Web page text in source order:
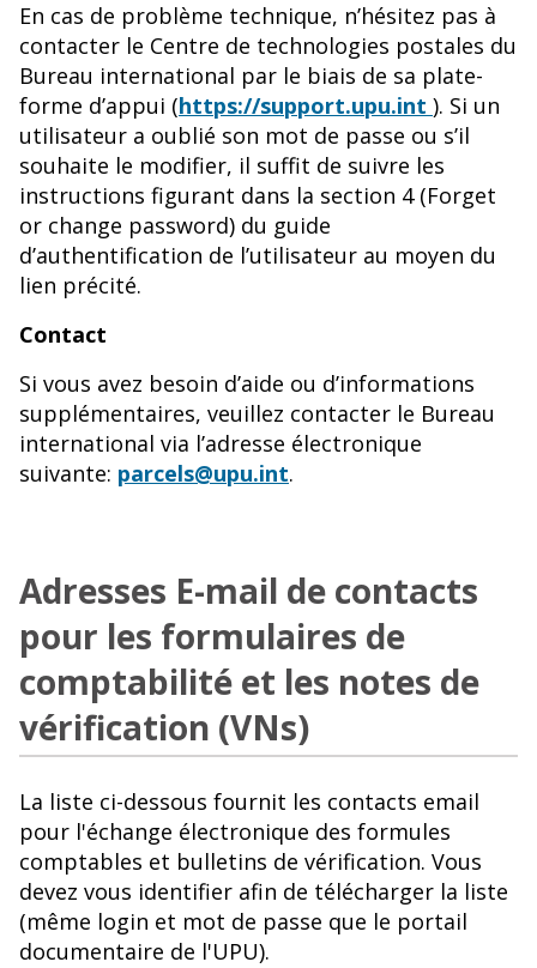
En cas de problème technique, n’hésitez pas à
contacter le Centre de technologies postales du
Bureau international par le biais de sa plate-
forme d’appui (https://support.upu.int ). Si un
utilisateur a oublié son mot de passe ou s’il
souhaite le modifier, il suffit de suivre les
instructions figurant dans la section 4 (Forget
or change password) du guide
d’authentification de l’utilisateur au moyen du
lien précité.
Contact
Si vous avez besoin d’aide ou d’informations
supplémentaires, veuillez contacter le Bureau
international via l’adresse électronique
suivante: parcels@upu.int.
Adresses E-mail de contacts
pour les formulaires de
comptabilité et les notes de
vérification (VNs)
La liste ci-dessous fournit les contacts email
pour l'échange électronique des formules
comptables et bulletins de vérification. Vous
devez vous identifier afin de télécharger la liste
(même login et mot de passe que le portail
documentaire de l'UPU).